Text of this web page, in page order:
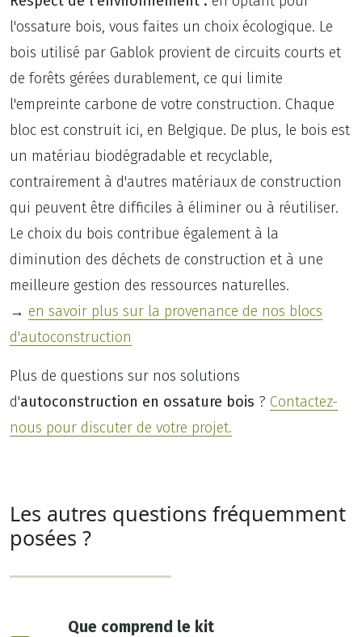
l'ossature bois, vous faites un choix écologique. Le
bois utilisé par Gablok provient de circuits courts et
de forêts gérées durablement, ce qui limite
l'empreinte carbone de votre construction. Chaque
bloc est construit ici, en Belgique. De plus, le bois est
un matériau biodégradable et recyclable,
contrairement à d'autres matériaux de construction
qui peuvent être difficiles à éliminer ou à réutiliser.
Le choix du bois contribue également à la
diminution des déchets de construction et à une
meilleure gestion des ressources naturelles.
→ en savoir plus sur la provenance de nos blocs
d'autoconstruction
Plus de questions sur nos solutions
d'autoconstruction en ossature bois ? Contactez-
nous pour discuter de votre projet.
Les autres questions fréquemment
posées ?
Que comprend le kit